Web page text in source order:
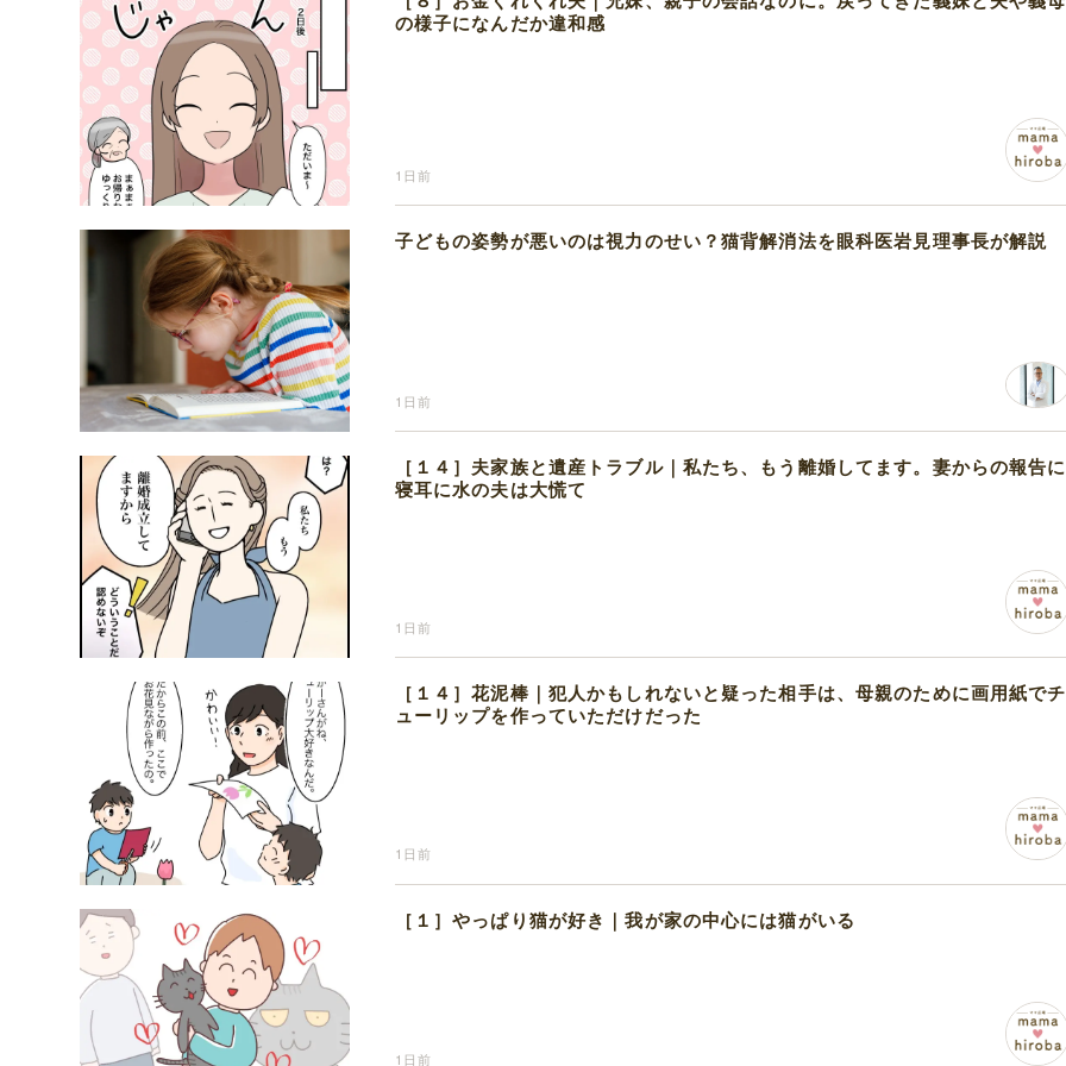
の様子になんだか違和感
1日前
子どもの姿勢が悪いのは視力のせい？猫背解消法を眼科医岩見理事長が解説
1日前
［１４］夫家族と遺産トラブル｜私たち、もう離婚してます。妻からの報告に
寝耳に水の夫は大慌て
1日前
［１４］花泥棒｜犯人かもしれないと疑った相手は、母親のために画用紙でチ
ューリップを作っていただけだった
1日前
［１］やっぱり猫が好き｜我が家の中心には猫がいる
1日前